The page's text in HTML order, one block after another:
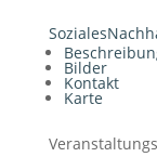
Soziales
Bilder
Kontakt
Karte